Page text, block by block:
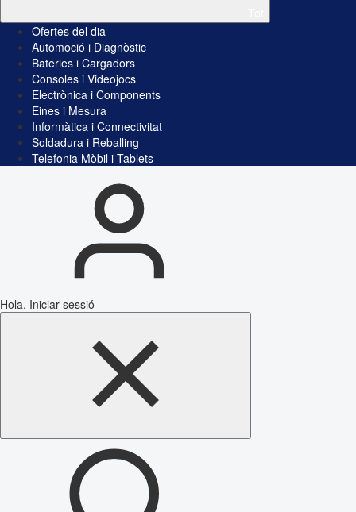
Ofertes del dia
Automoció i Diagnòstic
Bateries i Cargadors
Consoles i Videojocs
Electrònica i Components
Eines i Mesura
Informàtica i Connectivitat
Soldadura i Reballing
Telefonia Mòbil i Tablets
Hola, Iniciar sessió